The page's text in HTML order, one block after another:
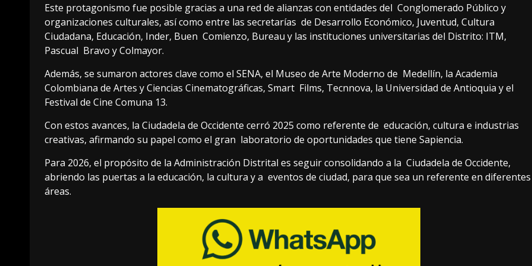
Este protagonismo fue posible gracias a una red de alianzas con entidades del Conglomerado Público y
organizaciones culturales, así como entre las secretarías de Desarrollo Económico, Juventud, Cultura
Ciudadana, Educación, Inder, Buen Comienzo, Bureau y las instituciones universitarias del Distrito: ITM,
Pascual Bravo y Colmayor.
Además, se sumaron actores clave como el SENA, el Museo de Arte Moderno de Medellín, la Academia
Colombiana de Artes y Ciencias Cinematográficas, Smart Films, Tecnnova, la Universidad de Antioquia y el
Festival de Cine Comuna 13.
Con estos avances, la Ciudadela de Occidente cerró 2025 como referente de educación, cultura e industrias
creativas, afirmando su papel como el gran laboratorio de oportunidades que tiene Sapiencia.
Para 2026, el propósito de la Administración Distrital es seguir consolidando a la Ciudadela de Occidente,
abriendo las puertas a la educación, la cultura y a eventos de ciudad, para que sea un referente en diferentes
áreas.